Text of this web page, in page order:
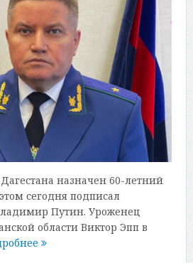
назначен 60-летний
сегодня подписал
Путин. Уроженец
области Виктор Эпп в